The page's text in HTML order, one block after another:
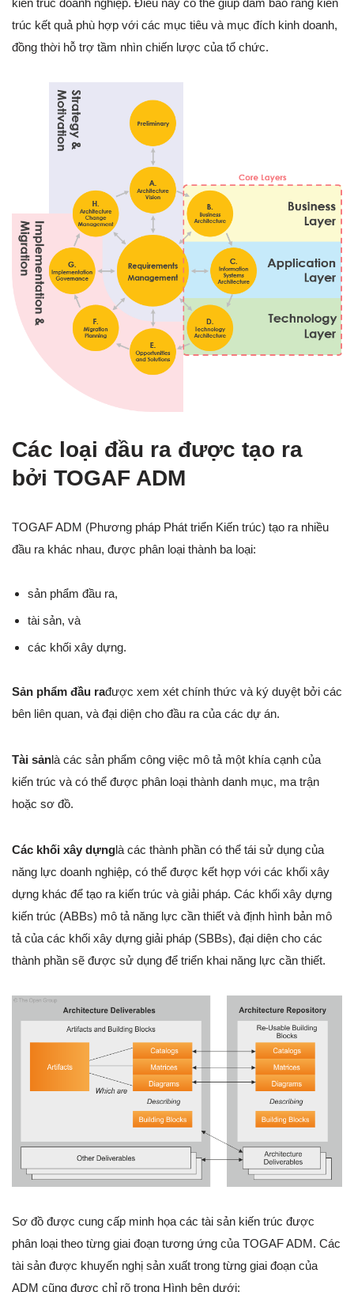
kiến trúc doanh nghiệp. Điều này có thể giúp đảm bảo rằng kiến
trúc kết quả phù hợp với các mục tiêu và mục đích kinh doanh,
đồng thời hỗ trợ tầm nhìn chiến lược của tổ chức.
Các loại đầu ra được tạo ra
bởi TOGAF ADM
TOGAF ADM (Phương pháp Phát triển Kiến trúc) tạo ra nhiều
đầu ra khác nhau, được phân loại thành ba loại:
sản phẩm đầu ra,
tài sản, và
các khối xây dựng.
Sản phẩm đầu rađược xem xét chính thức và ký duyệt bởi các
bên liên quan, và đại diện cho đầu ra của các dự án.
Tài sảnlà các sản phẩm công việc mô tả một khía cạnh của
kiến trúc và có thể được phân loại thành danh mục, ma trận
hoặc sơ đồ.
Các khối xây dựnglà các thành phần có thể tái sử dụng của
năng lực doanh nghiệp, có thể được kết hợp với các khối xây
dựng khác để tạo ra kiến trúc và giải pháp. Các khối xây dựng
kiến trúc (ABBs) mô tả năng lực cần thiết và định hình bản mô
tả của các khối xây dựng giải pháp (SBBs), đại diện cho các
thành phần sẽ được sử dụng để triển khai năng lực cần thiết.
Sơ đồ được cung cấp minh họa các tài sản kiến trúc được
phân loại theo từng giai đoạn tương ứng của TOGAF ADM. Các
tài sản được khuyến nghị sản xuất trong từng giai đoạn của
ADM cũng được chỉ rõ trong Hình bên dưới: